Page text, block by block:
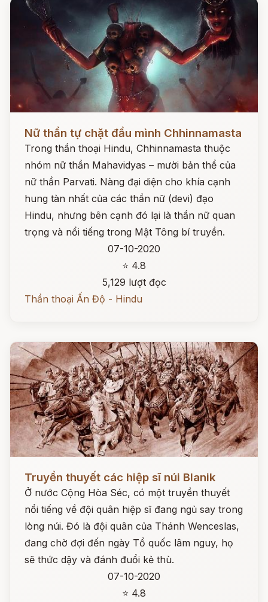
Nữ thần tự chặt đầu mình Chhinnamasta
Trong thần thoại Hindu, Chhinnamasta thuộc
nhóm nữ thần Mahavidyas – mười bản thể của
nữ thần Parvati. Nàng đại diện cho khía cạnh
hung tàn nhất của các thần nữ (devi) đạo
Hindu, nhưng bên cạnh đó lại là thần nữ quan
trọng và nổi tiếng trong Mật Tông bí truyền.
07-10-2020
⭐ 4.8
5,129 lượt đọc
Thần thoại Ấn Độ - Hindu
Đọc ngay
Truyền thuyết các hiệp sĩ núi Blanik
Ở nước Cộng Hòa Séc, có một truyền thuyết
nổi tiếng về đội quân hiệp sĩ đang ngủ say trong
lòng núi. Đó là đội quân của Thánh Wenceslas,
đang chờ đợi đến ngày Tổ quốc lâm nguy, họ
sẽ thức dậy và đánh đuổi kẻ thù.
07-10-2020
⭐ 4.8